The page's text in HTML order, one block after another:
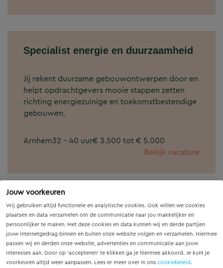
Jouw voorkeuren
Wij gebruiken altijd functionele en analytische cookies. Ook willen we cookies
plaatsen en data verzamelen om de communicatie naar jou makkelijker en
persoonlijker te maken. Met deze cookies en data kunnen wij en derde partijen
jouw internetgedrag binnen en buiten onze website volgen en verzamelen. Hiermee
passen wij en derden onze website, advertenties en communicatie aan jouw
interesses aan. Door op ‘accepteren’ te klikken ga je hiermee akkoord. Je kunt je
voorkeuren altijd weer aanpassen. Lees er meer over in ons cookiebeleid.
Specialist energie en duurzaamheid
Jij rekent duurzame gebouwontwerpen door en
helpt opdrachtgevers mooie stappen zetten
richting energiezuinige en toekomstbestendige
gebouwen.
Arnhem32 - 40 uur€ 3.500 tot € 5.000
Bekijk vacature
Meewerkstage Stedenbouw
Jij draagt bij aan een duurzame en aantrekkelijke
leefomgeving waarin mensen prettig kunnen
wonen, werken en recreëren.